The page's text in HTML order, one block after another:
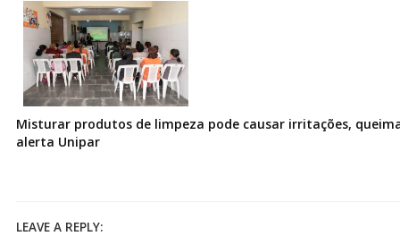
Misturar produtos de limpeza pode causar irritações,
alerta Unipar
LEAVE A REPLY: